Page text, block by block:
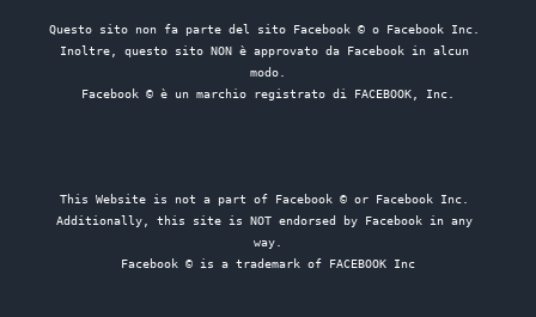
Questo sito non fa parte del sito Facebook © o Facebook Inc.
Inoltre, questo sito NON è approvato da Facebook in alcun
modo.
Facebook © è un marchio registrato di FACEBOOK, Inc.
This Website is not a part of Facebook © or Facebook Inc.
Additionally, this site is NOT endorsed by Facebook in any
way.
Facebook © is a trademark of FACEBOOK Inc